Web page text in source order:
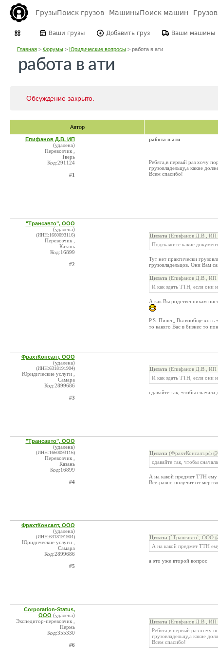
ГрузыПоиск грузов МашиныПоиск машин
Ваши грузы Добавить груз Ваши машины
Главная> Форумы> Юридические вопросы> работа в ати
работа в ати
Обсуждение закрыто.
Автор
Епифанов Д.В. ИП
(удалена)
Перевозчик ,
Тверь
Код:291124
#1
работа в ати
Ребята,в первый раз хочу
грузовладельцу,а какие
Всем спасибо!
"Трансавто", ООО
(удалена)
(ИНН:1660093116)
Перевозчик ,
Казань
Код:16899
#2
Цитата (Епифанов Д.В., ИП
Подскажите какие
Тут нет практически
грузовладельцов. Они Вам
Цитата (Епифанов Д.В., ИП
И как здать ТТН, если они
А как Вы родственникам
P.S. Пипец, Вы вообще хоть
то какого Вас в бизнес то
ФрахтКонсалт, ООО
(удалена)
(ИНН:6318191904)
Юридические услуги ,
Самара
Код:2899686
#3
Цитата (Епифанов Д.В., ИП
И как здать ТТН, если они
сдавайте так, чтобы
"Трансавто", ООО
(удалена)
(ИНН:1660093116)
Перевозчик ,
Казань
Код:16899
#4
Цитата (ФрахтКонсалт.рф
сдавайте так, чтобы
А на какой предмет ТТН ему
Все-равно получит от
ФрахтКонсалт, ООО
(удалена)
(ИНН:6318191904)
Юридические услуги ,
Самара
Код:2899686
#5
Цитата (`Трансавто`, ООО
А на какой предмет ТТН
а это уже второй вопрос
Corporation-Status,
ООО (удалена)
Экспедитор-перевозчик ,
Пермь
Код:355330
#6
Цитата (Епифанов Д.В., ИП
Ребята,в первый раз хочу
грузовладельцу,а какие
Всем спасибо!